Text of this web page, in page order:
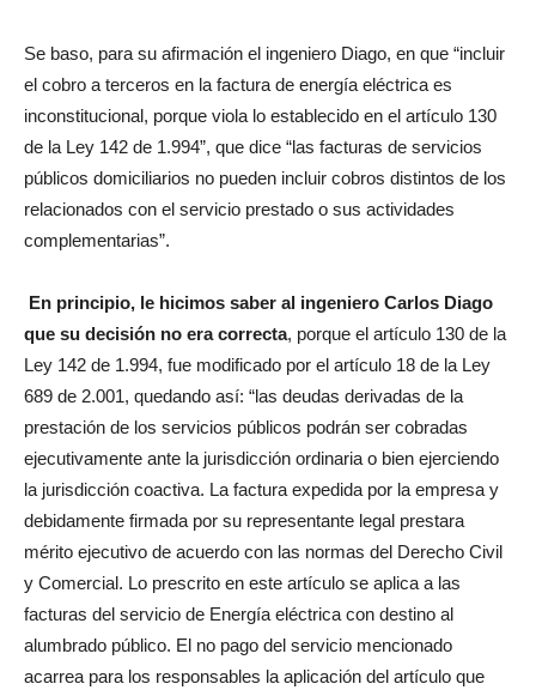
Se baso, para su afirmación el ingeniero Diago, en que “incluir
el cobro a terceros en la factura de energía eléctrica es
inconstitucional, porque viola lo establecido en el artículo 130
de la Ley 142 de 1.994”, que dice “las facturas de servicios
públicos domiciliarios no pueden incluir cobros distintos de los
relacionados con el servicio prestado o sus actividades
complementarias”.
En principio, le hicimos saber al ingeniero Carlos Diago
que su decisión no era correcta, porque el artículo 130 de la
Ley 142 de 1.994, fue modificado por el artículo 18 de la Ley
689 de 2.001, quedando así: “las deudas derivadas de la
prestación de los servicios públicos podrán ser cobradas
ejecutivamente ante la jurisdicción ordinaria o bien ejerciendo
la jurisdicción coactiva. La factura expedida por la empresa y
debidamente firmada por su representante legal prestara
mérito ejecutivo de acuerdo con las normas del Derecho Civil
y Comercial. Lo prescrito en este artículo se aplica a las
facturas del servicio de Energía eléctrica con destino al
alumbrado público. El no pago del servicio mencionado
acarrea para los responsables la aplicación del artículo que